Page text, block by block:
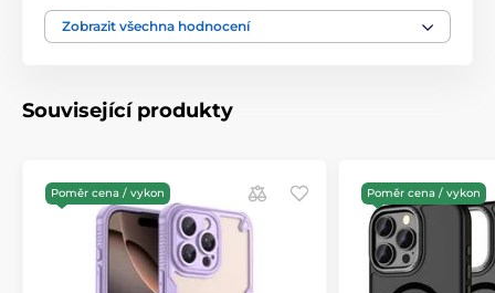
Zobrazit všechna hodnocení
Související produkty
Poměr cena / vykon Poměr cena / vykon